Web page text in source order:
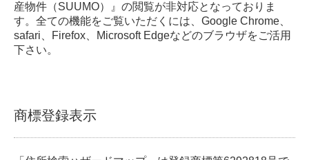
産物件（SUUMO）』の閲覧が非対応となっておりま
す。全ての機能をご覧いただくには、Google Chrome、
safari、Firefox、Microsoft Edgeなどのブラウザをご活用
下さい。
商標登録表示